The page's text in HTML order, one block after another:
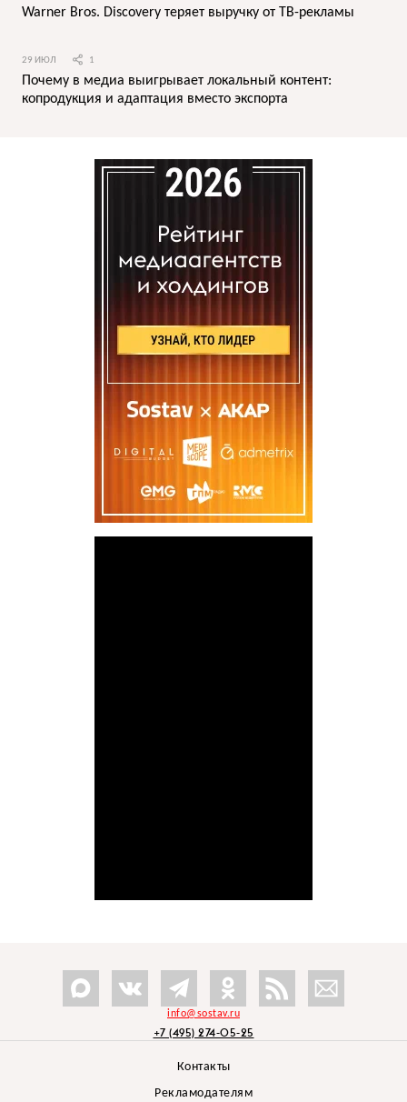
Warner Bros. Discovery теряет выручку от ТВ-рекламы
29 ИЮЛ 1
Почему в медиа выигрывает локальный контент:
копродукция и адаптация вместо экспорта
info@sostav.ru
+7 (495) 274-05-25
Контакты
Рекламодателям